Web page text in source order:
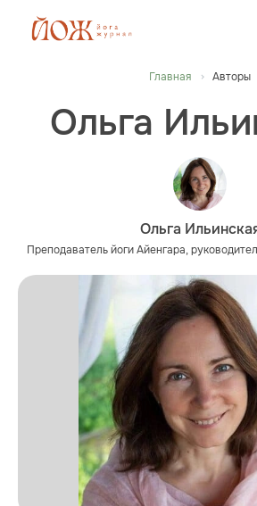
Главная Авторы
Ольга
Ольга
Преподаватель йоги Айенгара,